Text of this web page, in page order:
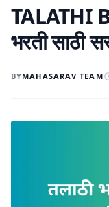
TALATHI
भरती साठी
BYMAHASARAV TEAM